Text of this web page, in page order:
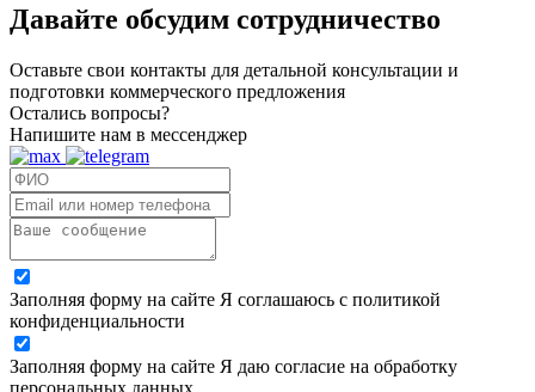
Давайте обсудим сотрудничество
Оставьте свои контакты для детальной консультации и
подготовки коммерческого предложения
Остались вопросы?
Напишите нам в мессенджер
Заполняя форму на сайте Я соглашаюсь с политикой
конфиденциальности
Заполняя форму на сайте Я даю согласие на обработку
персональных данных.